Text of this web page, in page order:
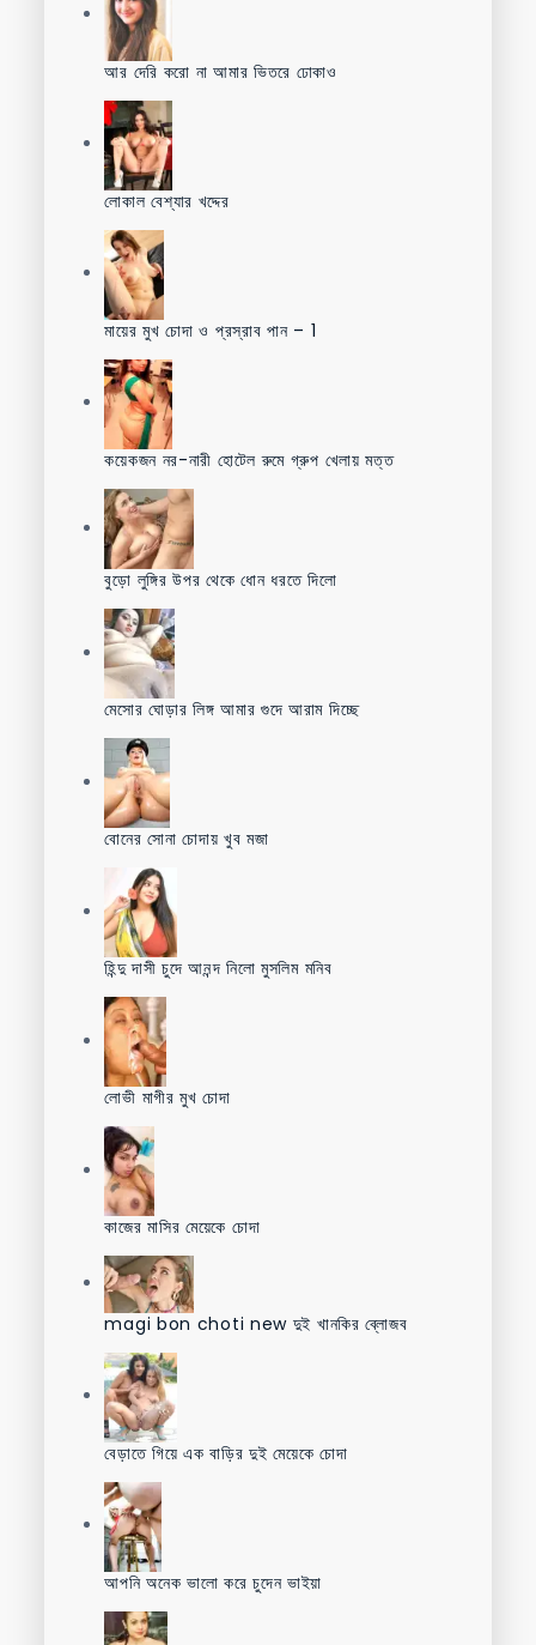
আর দেরি করো না আমার ভিতরে ঢোকাও
লোকাল বেশ্যার খদ্দের
মায়ের মুখ চোদা ও প্রস্রাব পান – 1
কয়েকজন নর-নারী হোটেল রুমে গ্রুপ খেলায় মত্ত
বুড়ো লুঙ্গির উপর থেকে ধোন ধরতে দিলো
মেসোর ঘোড়ার লিঙ্গ আমার গুদে আরাম দিচ্ছে
বোনের সোনা চোদায় খুব মজা
হিন্দু দাসী চুদে আনন্দ নিলো মুসলিম মনিব
লোভী মাগীর মুখ চোদা
কাজের মাসির মেয়েকে চোদা
magi bon choti new দুই খানকির ব্লোজব
বেড়াতে গিয়ে এক বাড়ির দুই মেয়েকে চোদা
আপনি অনেক ভালো করে চুদেন ভাইয়া